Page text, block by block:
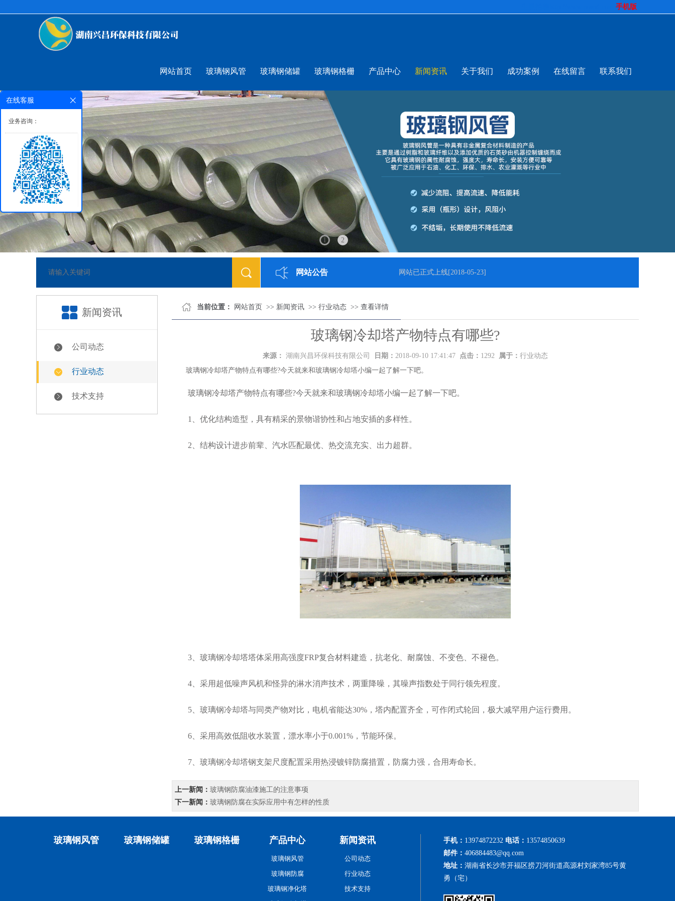
手机版
网站首页 玻璃钢风管 玻璃钢储罐 玻璃钢格栅 产品中心 新闻资讯 关于我们 成功案例 在线留言 联系我们
1 2
网站公告
[2018-05-23] 网站已正式上线[2018-05-23]
新闻资讯
公司动态
行业动态
技术支持
当前位置： 网站首页 >> 新闻资讯 >> 行业动态 >> 查看详情
玻璃钢冷却塔产物特点有哪些?
来源： 湖南兴昌环保科技有限公司 日期： 2018-09-10 17:41:47 点击： 1292 属于： 行业动态
玻璃钢冷却塔产物特点有哪些?今天就来和玻璃钢冷却塔小编一起了解一下吧。
玻璃钢冷却塔产物特点有哪些?今天就来和玻璃钢冷却塔小编一起了解一下吧。
1、优化结构造型，具有精采的景物谐协性和占地安插的多样性。
2、结构设计进步前辈、汽水匹配最优、热交流充实、出力超群。
3、玻璃钢冷却塔塔体采用高强度FRP复合材料建造，抗老化、耐腐蚀、不变色、不褪色。
4、采用超低噪声风机和怪异的淋水消声技术，两重降噪，其噪声指数处于同行领先程度。
5、玻璃钢冷却塔与同类产物对比，电机省能达30%，塔内配置齐全，可作闭式轮回，极大减罕用户运行费用。
6、采用高效低阻收水装置，漂水率小于0.001%，节能环保。
7、玻璃钢冷却塔钢支架尺度配置采用热浸镀锌防腐措置，防腐力强，合用寿命长。
上一新闻： 玻璃钢防腐油漆施工的注意事项
下一新闻： 玻璃钢防腐在实际应用中有怎样的性质
玻璃钢风管 玻璃钢储罐 玻璃钢格栅 产品中心
玻璃钢风管
玻璃钢防腐
玻璃钢净化塔
新闻资讯
公司动态
行业动态
技术支持
手机： 13974872232 电话： 13574850639
邮件： 406884483@qq.com
地址： 湖南省长沙市开福区捞刀河街道高源村刘家湾85号黄
勇（宅）
在线客服
业务咨询：